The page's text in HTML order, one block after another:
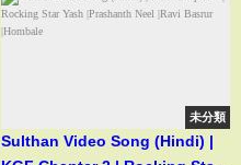
未分類
Sulthan Video Song (Hindi) |